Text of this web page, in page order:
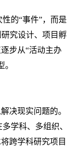
性的“事件”，而是
究设计、项目孵
步从“活动主办
决现实问题的。
学科、多组织、
跨学科研究项目